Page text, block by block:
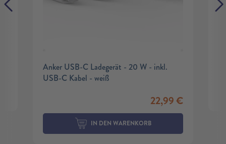
Anker USB-C Ladegerät - 20 W - inkl.
USB-C Kabel - weiß
22,99€
IN DEN WARENKORB